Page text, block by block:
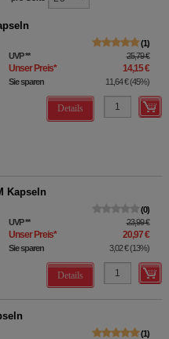
1
UVP** 25,79 €
Unser Preis* 14,15 €
Sie sparen 11,64 €(45%)
Details
Kapseln
0
UVP** 23,99 €
Unser Preis* 20,97 €
Sie sparen 3,02 €(13%)
Details
1